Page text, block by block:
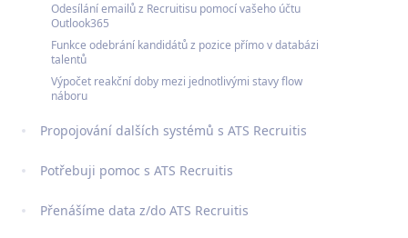
Odesílání emailů z Recruitisu pomocí vašeho účtu
Outlook365
Funkce odebrání kandidátů z pozice přímo v databázi
talentů
Výpočet reakční doby mezi jednotlivými stavy flow
náboru
Propojování dalších systémů s ATS Recruitis
Potřebuji pomoc s ATS Recruitis
Přenášíme data z/do ATS Recruitis